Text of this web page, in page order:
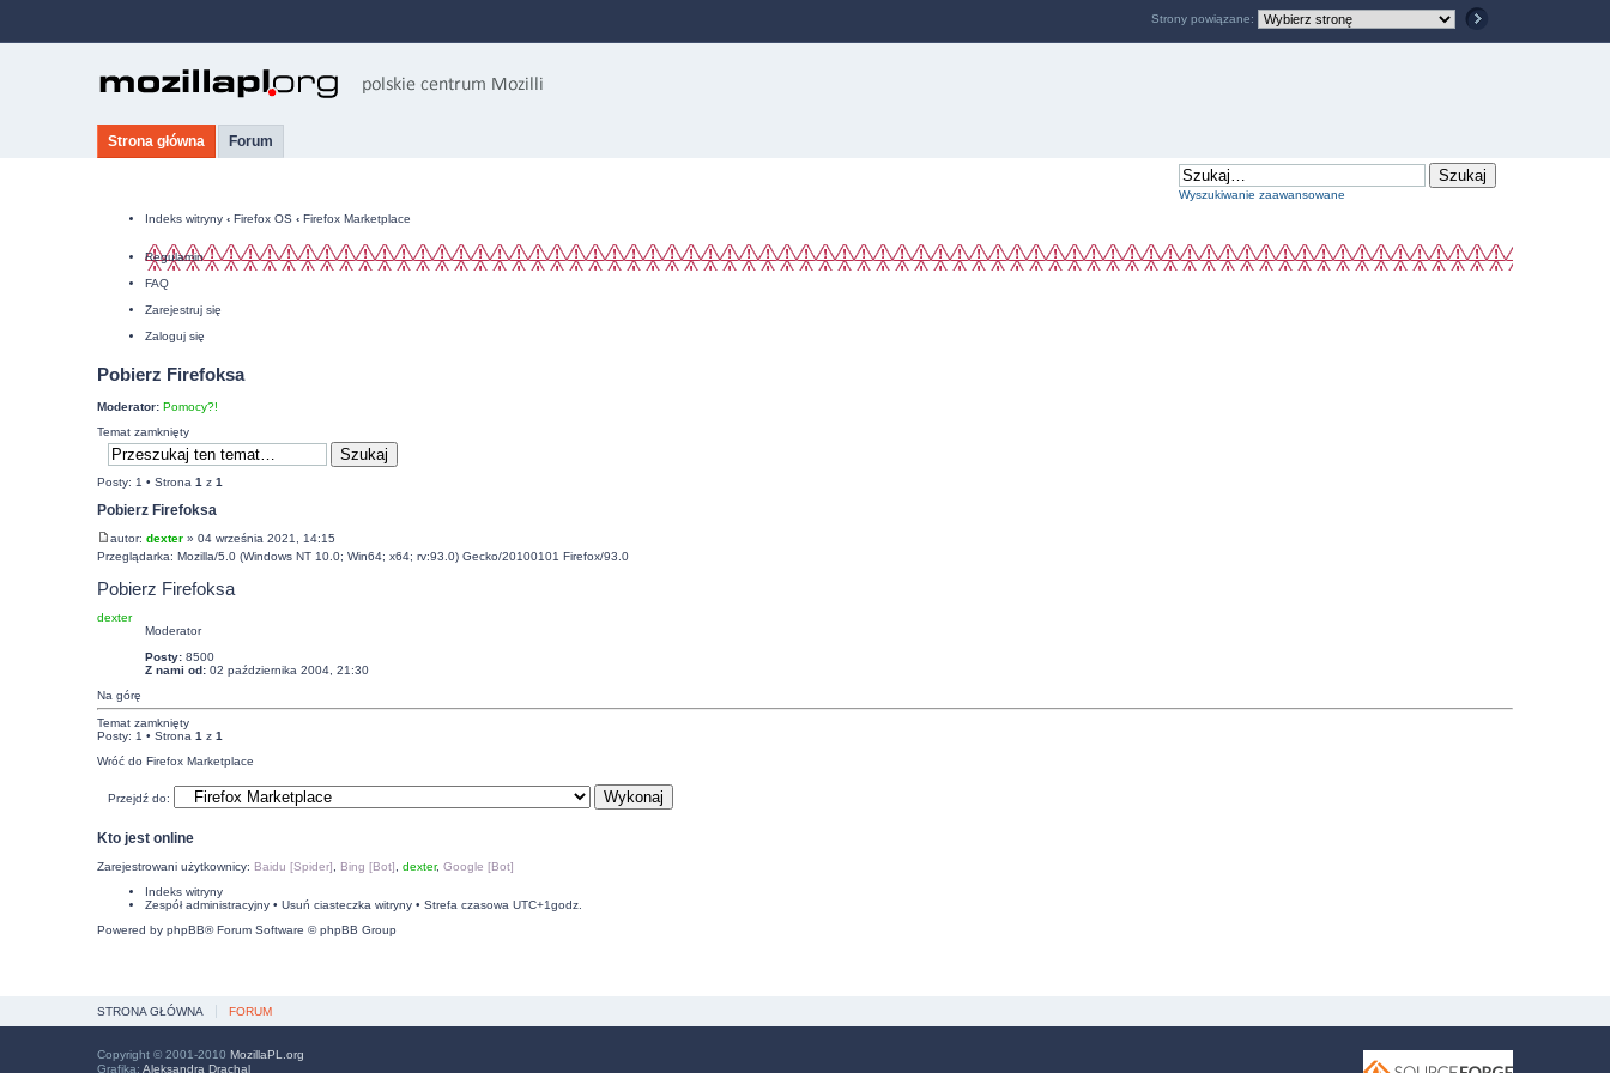
Strona główna Forum
Wyszukiwanie zaawansowane
Indeks witryny ‹ Firefox OS ‹ Firefox Marketplace
Regulamin
FAQ
Zarejestruj się
Zaloguj się
Pobierz Firefoksa
Moderator: Pomocy?!
Temat zamknięty
Posty: 1 • Strona 1 z 1
Pobierz Firefoksa
autor: dexter» 04 września 2021, 14:15
Przeglądarka: Mozilla/5.0 (Windows NT 10.0; Win64; x64; rv:93.0) Gecko/20100101 Firefox/93.0
Pobierz Firefoksa
dexter
Moderator
Posty:8500
Z nami od:02 października 2004, 21:30
Na górę
Temat zamknięty
Posty: 1 • Strona 1 z 1
Wróć do Firefox Marketplace
Przejdź do:
Kto jest online
Zarejestrowani użytkownicy: Baidu [Spider] Bing [Bot] dexter, Google [Bot]
Indeks witryny
Zespół administracyjny• Usuń ciasteczka witryny• Strefa czasowa UTC+1godz.
Powered by phpBB® Forum Software © phpBB Group
Strony powiązane:
STRONA GŁÓWNA FORUM
Copyright © 2001-2010 MozillaPL.org
Grafika: Aleksandra Drachal